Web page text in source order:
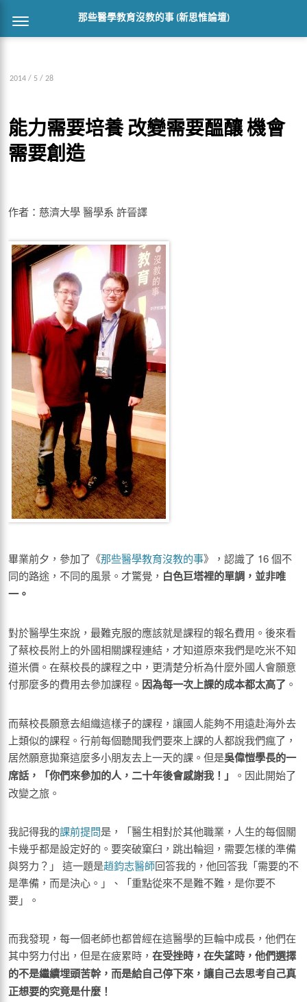
那些醫學教育沒教的事 (新思惟論壇)
2014 / 5 / 28
能力需要培養 改變需要醞釀 機會
需要創造
作者：慈濟大學 醫學系 許晉譯
畢業前夕，參加了《那些醫學教育沒教的事》，認識了 16 個不
同的路途，不同的風景。才驚覺， 白色巨塔裡的單調，並非唯
一。
對於醫學生來說，最難克服的應該就是課程的報名費用。後來看
了蔡校長附上的外國相關課程連結，才知道原來我們是吃米不知
道米價。在蔡校長的課程之中，更清楚分析為什麼外國人會願意
付那麼多的費用去參加課程。 因為每一次上課的成本都太高了 。
而蔡校長願意去組織這樣子的課程，讓國人能夠不用遠赴海外去
上類似的課程。行前每個聽聞我們要來上課的人都說我們瘋了，
居然願意拋棄這麼多小朋友去上一天的課。但是吳偉愷學長的一
席話，「你們來參加的人，二十年後會感謝我！」
。因此開始了
改變之旅。
我記得我的課前提問是，「醫生相對於其他職業，人生的每個關
卡幾乎都是設定好的。要突破窠臼，跳出輪迴，需要怎樣的準備
與努力？」 這一題是趙鈞志醫師回答我的，他回答我「需要的不
是準備，而是決心。」、「重點從來不是難不難，是你要不
要」。
而我發現，每一個老師也都曾經在這醫學的巨輪中成長，他們在
其中努力付出，但是在疲累時， 在受挫時，在失望時，他們選擇
的不是繼續埋頭苦幹，而是給自己停下來，讓自己去思考自己真
正想要的究竟是什麼！